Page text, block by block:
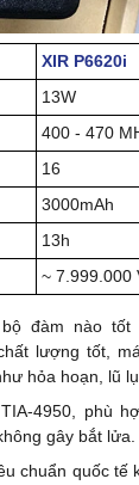
XIR P6620i
13W
400 - 470
16
3000mAh
13h
~ 7.999.000
đàm nào tốt
lượng tốt,
hỏa hoạn, lũ
4950, phù
gây bắt lửa.
chuẩn quốc tế